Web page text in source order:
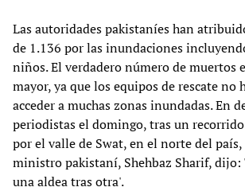
Las autoridades pakistaníes han
de 1.136 por las inundaciones
niños. El verdadero número de muertos
mayor, ya que los equipos de rescate no
acceder a muchas zonas inundadas. En
periodistas el domingo, tras un
por el valle de Swat, en el norte del
ministro pakistaní, Shehbaz Sharif, dijo:
una aldea tras otra'.